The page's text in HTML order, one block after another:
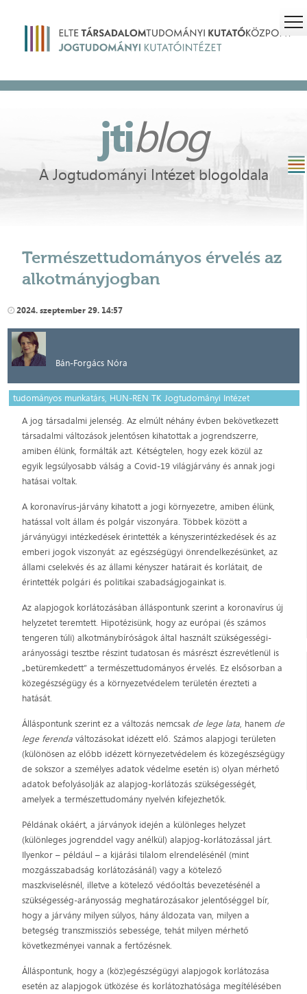
jtiblog
A Jogtudományi Intézet blogoldala
Természettudományos érvelés az
alkotmányjogban
2024. szeptember 29. 14:57
Bán-Forgács Nóra
tudományos munkatárs, HUN-REN TK Jogtudományi Intézet
A jog társadalmi jelenség. Az elmúlt néhány évben bekövetkezett
társadalmi változások jelentősen kihatottak a jogrendszerre,
amiben élünk, formálták azt. Kétségtelen, hogy ezek közül az
egyik legsúlyosabb válság a Covid-19 világjárvány és annak jogi
hatásai voltak.
A koronavírus-járvány kihatott a jogi környezetre, amiben élünk,
hatással volt állam és polgár viszonyára. Többek között a
járványügyi intézkedések érintették a kényszerintézkedések és az
emberi jogok viszonyát: az egészségügyi önrendelkezésünket, az
állami cselekvés és az állami kényszer határait és korlátait, de
érintették polgári és politikai szabadságjogainkat is.
Az alapjogok korlátozásában álláspontunk szerint a koronavírus új
helyzetet teremtett. Hipotézisünk, hogy az európai (és számos
tengeren túli) alkotmánybíróságok által használt szükségességi-
arányossági tesztbe részint tudatosan és másrészt észrevétlenül is
„betüremkedett” a természettudományos érvelés. Ez elsősorban a
közegészségügy és a környezetvédelem területén érezteti a
hatását.
Álláspontunk szerint ez a változás nemcsak de lege lata, hanem de
lege ferendaváltozásokat idézett elő. Számos alapjogi területen
(különösen az előbb idézett környezetvédelem és közegészségügy
de sokszor a személyes adatok védelme esetén is) olyan mérhető
adatok befolyásolják az alapjog-korlátozás szükségességét,
amelyek a természettudomány nyelvén kifejezhetők.
Példának okáért, a járványok idején a különleges helyzet
(különleges jogrenddel vagy anélkül) alapjog-korlátozással járt.
Ilyenkor – például – a kijárási tilalom elrendelésénél (mint
mozgásszabadság korlátozásánál) vagy a kötelező
maszkviselésnél, illetve a kötelező védőoltás bevezetésénél a
szükségesség-arányosság meghatározásakor jelentőséggel bír,
hogy a járvány milyen súlyos, hány áldozata van, milyen a
betegség transzmissziós sebessége, tehát milyen mérhető
következményei vannak a fertőzésnek.
Álláspontunk, hogy a (köz)egészségügyi alapjogok korlátozása
esetén az alapjogok ütközése és korlátozhatósága megítélésében